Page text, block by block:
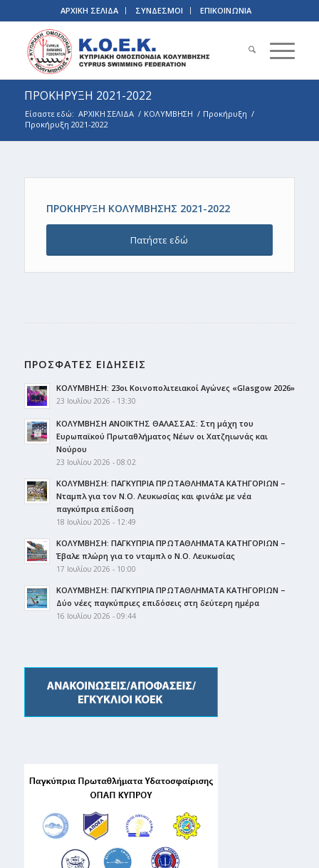
ΑΡΧΙΚΗ ΣΕΛΙΔΑ ΣΥΝΔΕΣΜΟΙ ΕΠΙΚΟΙΝΩΝΙΑ
ΠΡΟΚΗΡΥΞΗ 2021-2022
Είσαστε εδώ: ΑΡΧΙΚΗ ΣΕΛΙΔΑ / ΚΟΛΥΜΒΗΣΗ / Προκήρυξη /
Προκήρυξη 2021-2022
ΠΡΟΚΗΡΥΞΗ ΚΟΛΥΜΒΗΣΗΣ 2021-2022
Πατήστε εδώ
ΠΡΟΣΦΑΤΕΣ ΕΙΔΗΣΕΙΣ
ΚΟΛΥΜΒΗΣΗ: 23οι Κοινοπολιτειακοί Αγώνες «Glasgow 2026»
23 Ιουλίου 2026 - 13:30
ΚΟΛΥΜΒΗΣΗ ΑΝΟΙΚΤΗΣ ΘΑΛΑΣΣΑΣ: Στη μάχη του
Ευρωπαϊκού Πρωταθλήματος Νέων οι Χατζηιωνάς και
Νούρου
23 Ιουλίου 2026 - 08:02
ΚΟΛΥΜΒΗΣΗ: ΠΑΓΚΥΠΡΙΑ ΠΡΩΤΑΘΛΗΜΑΤΑ ΚΑΤΗΓΟΡΙΩΝ –
Νταμπλ για τον Ν.Ο. Λευκωσίας και φινάλε με νέα
παγκύπρια επίδοση
18 Ιουλίου 2026 - 12:49
ΚΟΛΥΜΒΗΣΗ: ΠΑΓΚΥΠΡΙΑ ΠΡΩΤΑΘΛΗΜΑΤΑ ΚΑΤΗΓΟΡΙΩΝ –
Έβαλε πλώρη για το νταμπλ ο Ν.Ο. Λευκωσίας
17 Ιουλίου 2026 - 10:00
ΚΟΛΥΜΒΗΣΗ: ΠΑΓΚΥΠΡΙΑ ΠΡΩΤΑΘΛΗΜΑΤΑ ΚΑΤΗΓΟΡΙΩΝ –
Δύο νέες παγκύπριες επιδόσεις στη δεύτερη ημέρα
16 Ιουλίου 2026 - 09:44